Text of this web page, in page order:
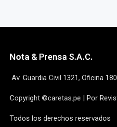
Nota & Prensa S.A.C.
Av. Guardia Civil 1321, Oficina
Copyright ©caretas.pe | Por
Todos los derechos reservados